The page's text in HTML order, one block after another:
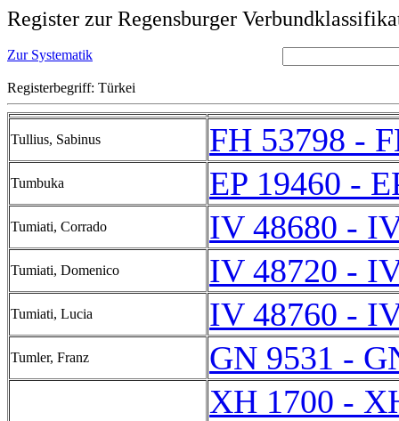
Register zur Regensburger
Zur Systematik
Registerbegriff: Türkei
Tullius, Sabinus FH 53798 -
Tumbuka EP 19460 -
Tumiati, Corrado IV 48680 -
Tumiati, Domenico IV 48720 -
Tumiati, Lucia IV 48760 -
Tumler, Franz GN 9531 -
XH 1700 -